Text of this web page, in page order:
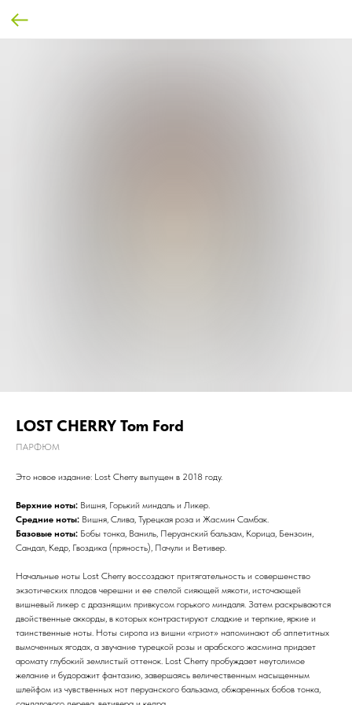
LOST CHERRY Tom Ford
ПАРФЮМ
Это новое издание: Lost Cherry выпущен в 2018 году.
Верхние ноты: Вишня, Горький миндаль и Ликер.
Средние ноты: Вишня, Слива, Турецкая роза и Жасмин Самбак.
Базовые ноты: Бобы тонка, Ваниль, Перуанский бальзам, Корица, Бензоин,
Сандал, Кедр, Гвоздика (пряность), Пачули и Ветивер.
Начальные ноты Lost Cherry воссоздают притягательность и совершенство
экзотических плодов черешни и ее спелой сияющей мякоти, источающей
вишневый ликер с дразнящим привкусом горького миндаля. Затем раскрываются
двойственные аккорды, в которых контрастируют сладкие и терпкие, яркие и
таинственные ноты. Ноты сиропа из вишни «гриот» напоминают об аппетитных
вымоченных ягодах, а звучание турецкой розы и арабского жасмина придает
аромату глубокий землистый оттенок. Lost Cherry пробуждает неутолимое
желание и будоражит фантазию, завершаясь величественным насыщенным
шлейфом из чувственных нот перуанского бальзама, обжаренных бобов тонка,